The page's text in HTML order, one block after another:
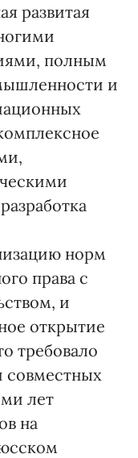
развитая
полным
и
норм
права с
и
открытие
требовало
совместных
лет
на